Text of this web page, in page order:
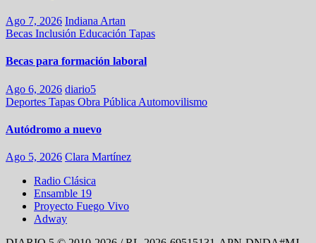
Ago 7, 2026 Indiana Artan
Becas Inclusión Educación Tapas
Becas para formación laboral
Ago 6, 2026 diario5
Deportes Tapas Obra Pública Automovilismo
Autódromo a nuevo
Ago 5, 2026 Clara Martínez
Radio Clásica
Ensamble 19
Proyecto Fuego Vivo
Adway